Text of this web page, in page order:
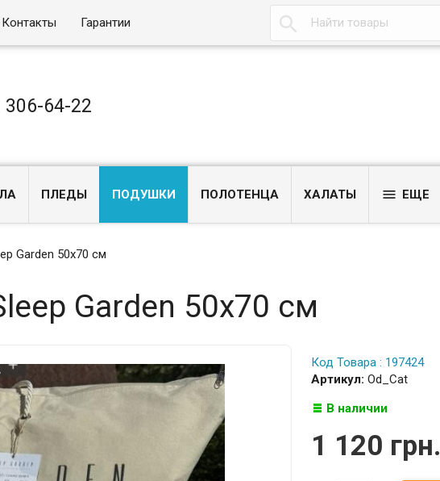
Контакты Гарантии 
306-64-22
ПЛЕДЫ ПОДУШКИ ПОЛОТЕНЦА ХАЛАТЫ  ЕЩЕ
Garden 50x70 см
Garden 50x70 см
Код Товара : 197424
Артикул: Od_Cat
В наличии
1 120 грн.